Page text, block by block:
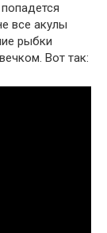
все акулы
рыбки
Вот так: